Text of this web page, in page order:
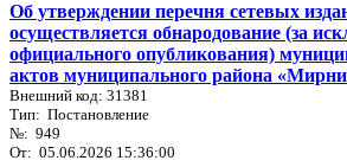
Об утверждении перечня сетевых
осуществляется обнародование (за
официального опубликования)
актов муниципального района
Внешний код: 31381
Тип: Постановление
№: 949
От: 05.06.2026 15:36:00